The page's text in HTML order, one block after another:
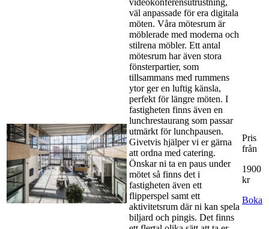
väl anpassade för era digitala
möten. Våra mötesrum är
möblerade med moderna och
stilrena möbler. Ett antal
mötesrum har även stora
fönsterpartier, som
tillsammans med rummens
ytor ger en luftig känsla,
perfekt för längre möten. I
fastigheten finns även en
lunchrestaurang som passar
utmärkt för lunchpausen.
Givetvis hjälper vi er gärna
att ordna med catering.
Önskar ni ta en paus under
mötet så finns det i
fastigheten även ett
flipperspel samt ett
aktivitetsrum där ni kan spela
biljard och pingis. Det finns
Pris
från
1900
kr
Boka